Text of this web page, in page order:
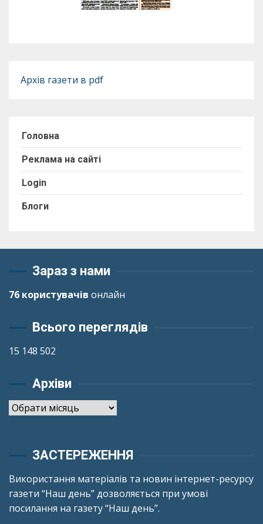
Архів газети в pdf
Головна
Реклама на сайті
Login
Блоги
Зараз з нами
76 користувачів онлайн
Всього переглядів
15 148 502
Архіви
Архіви
ЗАСТЕРЕЖЕННЯ
Використання матеріалів та новин інтернет-ресурсу
газети “Наш день” дозволяється при умові
посилання на газету “Наш день”.